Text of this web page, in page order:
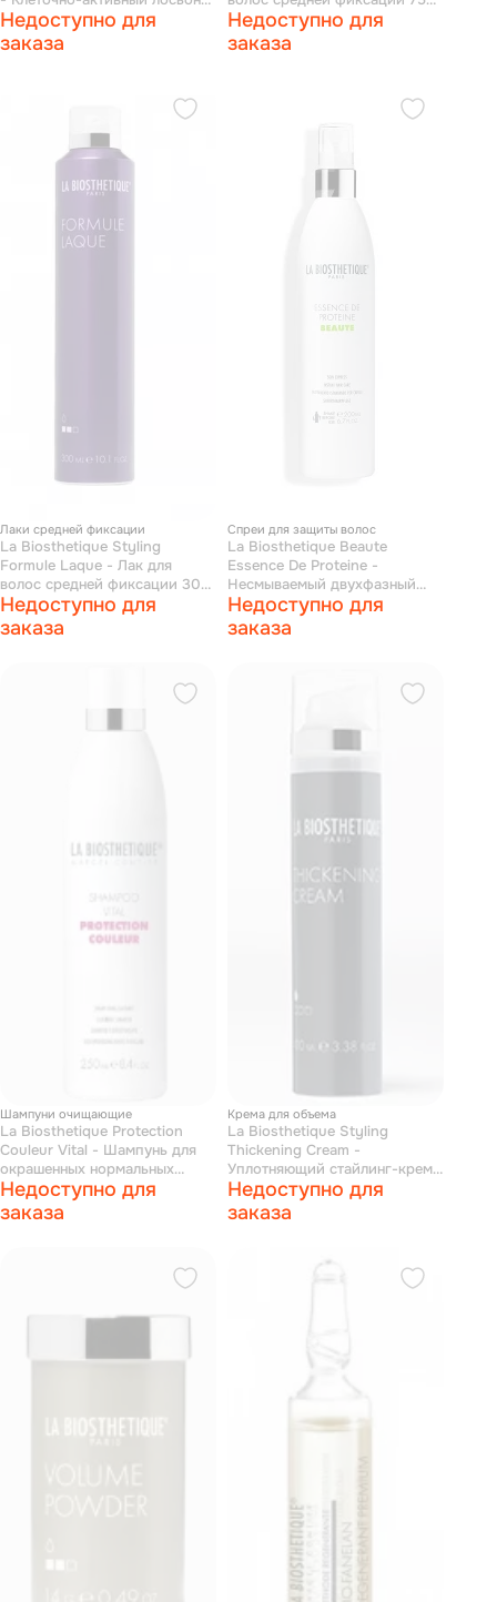
для кожи головы против
появления седины 95 мл
Недоступно для
заказа
мл
Недоступно для
заказа
Лаки средней фиксации
La Biosthetique Styling
Formule Laque - Лак для
волос средней фиксации 300
мл
Недоступно для
заказа
Спреи для защиты волос
La Biosthetique Beaute
Essence De Proteine -
Несмываемый двухфазный
спрей для питания волос 200
мл
Недоступно для
заказа
Шампуни очищающие
La Biosthetique Protection
Couleur Vital - Шампунь для
окрашенных нормальных
волос 250 мл
Недоступно для
заказа
Крема для объема
La Biosthetique Styling
Thickening Cream -
Уплотняющий стайлинг-крем
100 мл
Недоступно для
заказа